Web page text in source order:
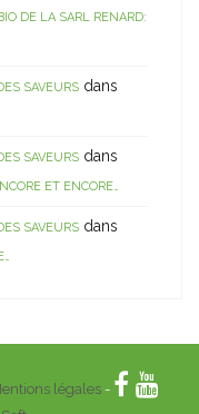
DE LA SARL RENARD:
SAVEURS dans
SAVEURS dans
ET ENCORE…
SAVEURS dans
légales-